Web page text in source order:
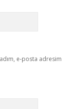
e-posta adresim